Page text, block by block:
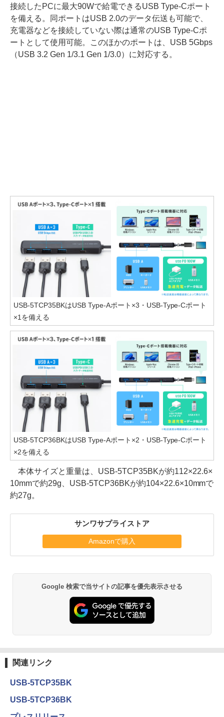
接続したPCに最大90Wで給電できるUSB Type-Cポート
を備える。同ポートはUSB 2.0のデータ伝送も可能で、
充電器などを接続していない際は通常のUSB Type-Cポ
ートとして使用可能。このほかのポートは、USB 5Gbps
（USB 3.2 Gen 1/3.1 Gen 1/3.0）に対応する。
USB-5TCP35BKはUSB Type-Aポート×3・USB-Type-Cポート
×1を備える
USB-5TCP36BKはUSB Type-Aポート×2・USB-Type-Cポート
×2を備える
本体サイズと重量は、USB-5TCP35BKが約112×22.6×
10mmで約29g、USB-5TCP36BKが約104×22.6×10mmで
約27g。
サンワサプライストア
Amazonで購入
Google 検索で当サイトの記事を優先表示させる
関連リンク
USB-5TCP35BK
USB-5TCP36BK